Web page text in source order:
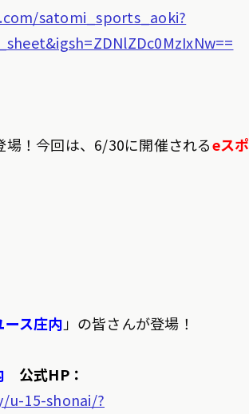
satomi_sports_aoki?
場！今回は、6/30に開催されるeスポ
ス庄内 」の皆さんが登場！
公式HP：
u-15-shonai/?